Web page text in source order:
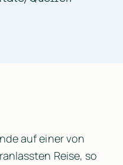
auf einer von
Reise, so